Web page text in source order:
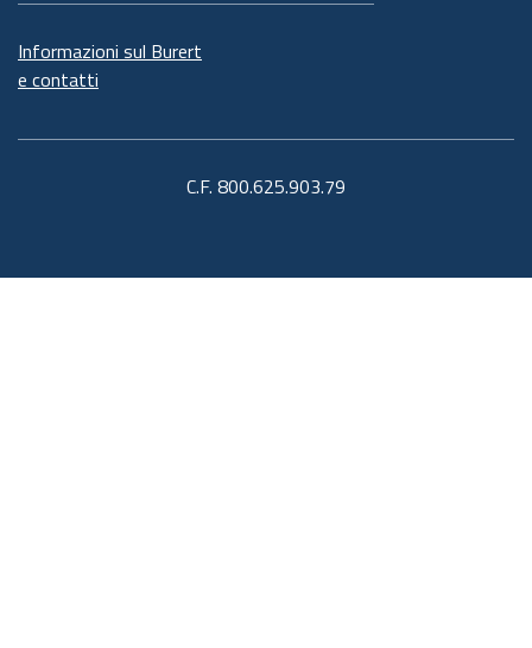
Informazioni sul Burert
e contatti
C.F. 800.625.903.79